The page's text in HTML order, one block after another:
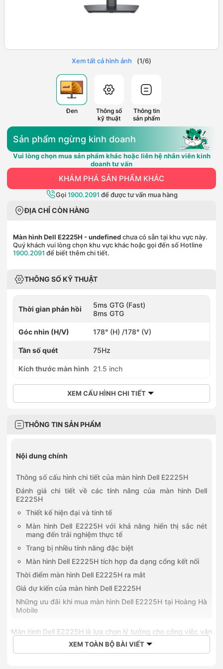
Xem tất cả hình ảnh (1/6)
Đen
Thông số
kỹ thuật
Thông tin
sản phẩm
Sản phẩm ngừng kinh doanh
Vui lòng chọn mua sản phẩm khác hoặc liên hệ nhân viên kinh
doanh tư vấn
KHÁM PHÁ SẢN PHẨM KHÁC
Gọi1900.2091 để được tư vấn mua hàng
ĐỊA CHỈ CÒN HÀNG
Màn hình Dell E2225H - undefinedchưa có sẵn tại khu vực này.
Quý khách vui lòng chọn khu vực khác hoặc gọi đến số Hotline
1900.2091 để biết thêm chi tiết.
THÔNG SỐ KỸ THUẬT
Thời gian phản hồi
5ms GTG (Fast)
8ms GTG
Góc nhìn (H/V) 178° (H) /178° (V)
Tần số quét 75Hz
Kích thước màn hình 21.5 inch
XEM CẤU HÌNH CHI TIẾT
THÔNG TIN SẢN PHẨM
Nội dung chính
Thông số cấu hình chi tiết của màn hình Dell E2225H
Đánh giá chi tiết về các tính năng của màn hình Dell
E2225H
Thiết kế hiện đại và tinh tế
Màn hình Dell E2225H với khả năng hiển thị sắc nét
mang đến trải nghiệm thực tế
Trang bị nhiều tính năng đặc biệt
Màn hình Dell E2225H tích hợp đa dạng cổng kết nối
Thời điểm màn hình Dell E2225H ra mắt
Giá dự kiến của màn hình Dell E2225H
Những ưu đãi khi mua màn hình Dell E2225H tại Hoàng Hà
Mobile
Màn hình Dell E2225H là lựa chọn lý tưởng cho công việc văn
phòng với thiết kế tinh gọn, hiện đại. Sở hữu kích thước 21.5
inch, độ phân giải Full HD (1920x1080) và tấm nền VA, màn
XEM TOÀN BỘ BÀI VIẾT